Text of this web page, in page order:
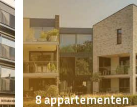
8 appartementen